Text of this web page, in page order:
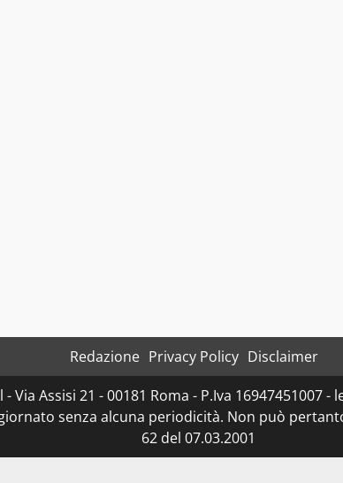
Redazione Privacy Policy Disclaimer
Assisi 21 - 00181 Roma - P.Iva 16947451007
senza alcuna periodicità. Non può
62 del 07.03.2001